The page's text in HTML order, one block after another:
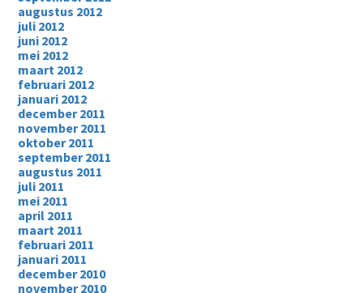
augustus 2012
juli 2012
juni 2012
mei 2012
maart 2012
februari 2012
januari 2012
december 2011
november 2011
oktober 2011
september 2011
augustus 2011
juli 2011
mei 2011
april 2011
maart 2011
februari 2011
januari 2011
december 2010
november 2010